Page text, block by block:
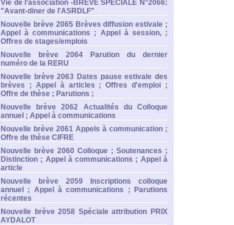
Vie de l’association -BREVE SPECIALE N°2066:
"Avant-diner de l'ASRDLF"
Nouvelle brève 2065 Brèves diffusion estivale ;
Appel à communications ; Appel à session, ;
Offres de stages/emplois
Nouvelle brève 2064 Parution du dernier
numéro de la RERU
Nouvelle brève 2063 Dates pause estivale des
brèves ; Appel à articles ; Offres d'emploi ;
Offre de thèse ; Parutions ;
Nouvelle brève 2062 Actualités du Colloque
annuel ; Appel à communications
Nouvelle brève 2061 Appels à communication ;
Offre de thèse CIFRE
Nouvelle brève 2060 Colloque ; Soutenances ;
Distinction ; Appel à communications ; Appel à
article
Nouvelle brève 2059 Inscriptions colloque
annuel ; Appel à communications ; Parutions
récentes
Nouvelle brève 2058 Spéciale attribution PRIX
AYDALOT